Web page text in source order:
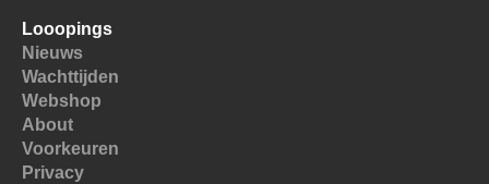
Looopings
Nieuws
Wachttijden
Webshop
About
Voorkeuren
Privacy